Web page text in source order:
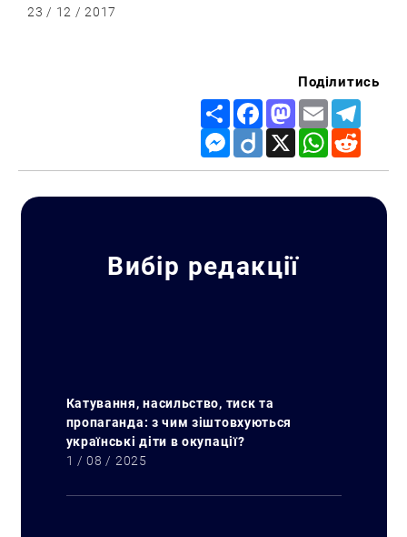
23 / 12 / 2017
Поділитись
Share FacebookMastodon
Email
Messenger
Diigo X WhatsApp
Вибір редакції
Катування, насильство, тиск та
пропаганда: з чим зіштовхуються
українські діти в окупації?
1 / 08 / 2025